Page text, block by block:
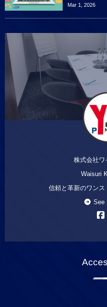
Mar 1, 2026
株式会社ワ
Waisuri
信頼と革新のワン
See